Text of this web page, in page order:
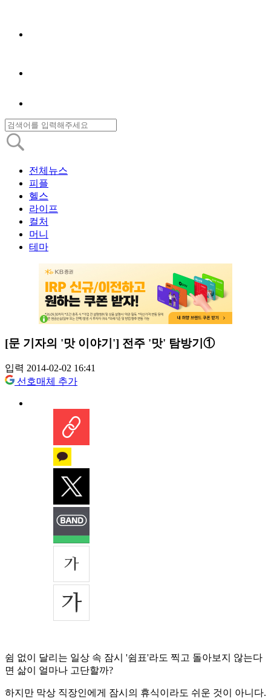
전체뉴스
피플
헬스
라이프
컬처
머니
테마
[문 기자의 '맛 이야기'] 전주 '맛' 탐방기①
입력 2014-02-02 16:41
선호매체 추가
쉼 없이 달리는 일상 속 잠시 '쉼표'라도 찍고 돌아보지 않는다
면 삶이 얼마나 고단할까?
하지만 막상 직장인에게 잠시의 휴식이라도 쉬운 것이 아니다.